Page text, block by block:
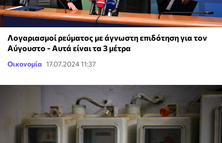
Λογαριασμοί ρεύματος με άγνωστη επιδότηση για τον
Αύγουστο - Αυτά είναι τα 3 μέτρα
Οικονομία 17.07.2024 11:37